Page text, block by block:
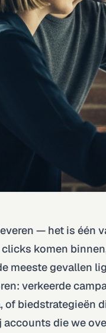
— het is één
komen
meeste gevallen
verkeerde
biedstrategieën
die we